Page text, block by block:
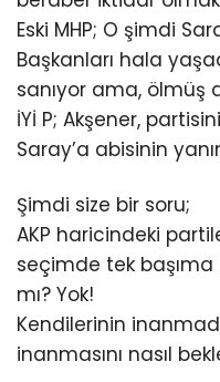
Eski MHP; O şimdi
Başkanları hala
sanıyor ama, ölmüş
İYİ P; Akşener,
Saray’a abisinin
Şimdi size bir soru;
AKP haricindeki
seçimde tek
mı? Yok!
Kendilerinin
inanmasını nasıl